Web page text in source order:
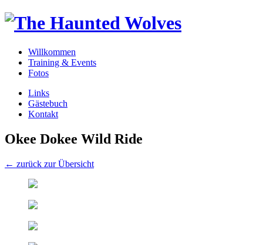
Willkommen
Training & Events
Fotos
Links
Gästebuch
Kontakt
Okee Dokee Wild Ride
← zurück zur Übersicht